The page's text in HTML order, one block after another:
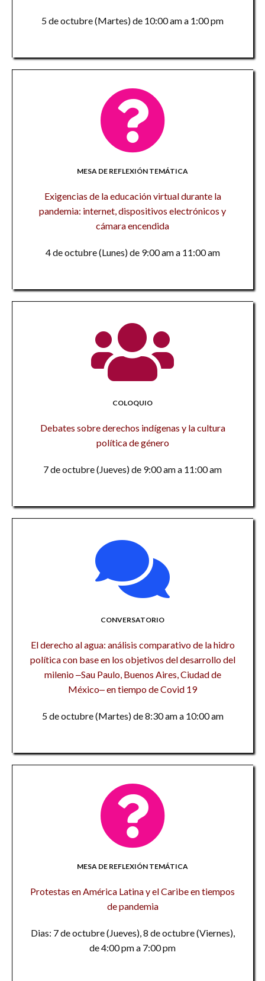
5 de octubre (Martes) de 10:00 am a 1:00 pm
MESA DE REFLEXIÓN TEMÁTICA
Exigencias de la educación virtual durante la
pandemia: internet, dispositivos electrónicos y
cámara encendida
4 de octubre (Lunes) de 9:00 am a 11:00 am
COLOQUIO
Debates sobre derechos indígenas y la cultura
política de género
7 de octubre (Jueves) de 9:00 am a 11:00 am
CONVERSATORIO
El derecho al agua: análisis comparativo de la hidro
política con base en los objetivos del desarrollo del
milenio ‒Sau Paulo, Buenos Aires, Ciudad de
México‒ en tiempo de Covid 19
5 de octubre (Martes) de 8:30 am a 10:00 am
MESA DE REFLEXIÓN TEMÁTICA
Protestas en América Latina y el Caribe en tiempos
de pandemia
Dias: 7 de octubre (Jueves), 8 de octubre (Viernes),
de 4:00 pm a 7:00 pm